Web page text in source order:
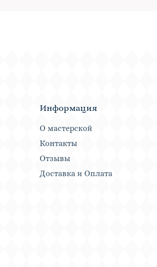
Информация
О мастерской
Контакты
Отзывы
Доставка и Оплата